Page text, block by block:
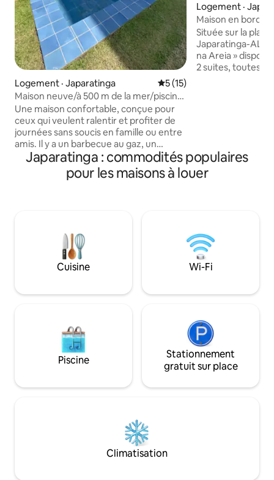
Logement · Japaratinga Note moyenne de 5 sur 5,
5 (15)
Maison neuve/à 500 m de la mer/piscine
privée/12 personnes
Une maison confortable, conçue pour
ceux qui veulent ralentir et profiter de
journées sans soucis en famille ou entre
amis. Il y a un barbecue au gaz, un
refroidisseur de bière, un balcon avec
une table à manger, une piscine à
3 niveaux, une aire de jeux artisanale, un
tranquillité pour créer des souvenirs
mémorables. À seulement 500 mètres
de la mer, dans un condominium
sécuritaire, c'est l'endroit idéal pour
moments spéciaux!
Logement ·
Maison en bord
plage de
Située sur la
Japaratinga-AL,
na Areia »
2 suites, toutes
donnant sur la
garage pour 3
nuit comprend
Japaratinga : commodités populaires
pour les maisons à louer
Cuisine Wi-Fi
Piscine
Stationnement
gratuit sur place
Climatisation